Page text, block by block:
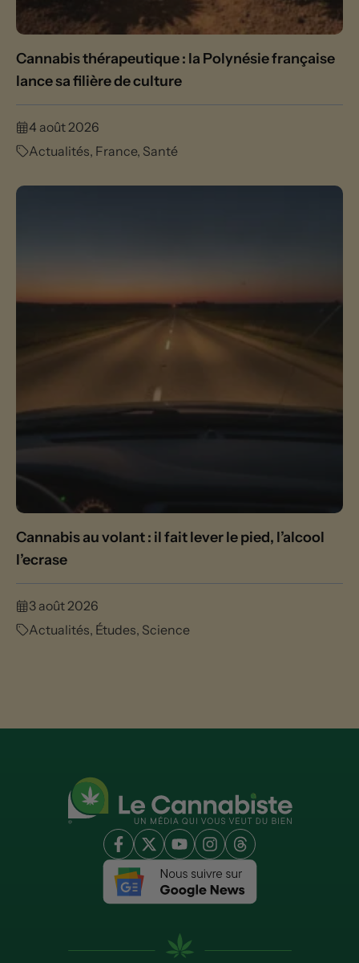
Cannabis thérapeutique : la Polynésie française
lance sa filière de culture
4 août 2026
Actualités, France, Santé
Cannabis au volant : il fait lever le pied, l’alcool
l’ecrase
3 août 2026
Actualités, Études, Science